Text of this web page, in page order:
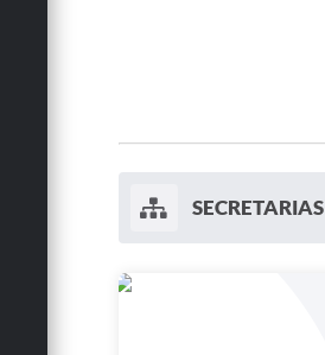
SECRETARIAS